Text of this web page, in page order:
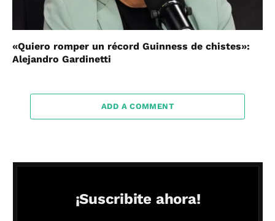
«Quiero romper un récord Guinness de chistes»:
Alejandro Gardinetti
ADD A COMMENT
¡Suscribite ahora!